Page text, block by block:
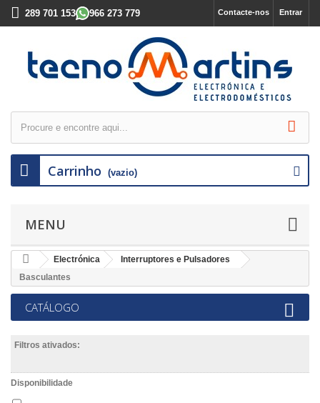
Entrar
Contacte-nos
289 701 153 966 273 779
Carrinho (vazio)
MENU
Electrónica
Interruptores e Pulsadores
Basculantes
CATÁLOGO
Filtros ativados:
Disponibilidade